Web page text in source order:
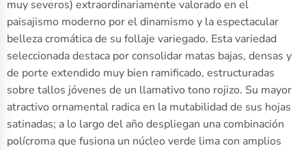
muy severos) extraordinariamente valorado en el
paisajismo moderno por el dinamismo y la espectacular
belleza cromática de su follaje variegado. Esta variedad
seleccionada destaca por consolidar matas bajas, densas y
de porte extendido muy bien ramificado, estructuradas
sobre tallos jóvenes de un llamativo tono rojizo. Su mayor
atractivo ornamental radica en la mutabilidad de sus hojas
satinadas; a lo largo del año despliegan una combinación
polícroma que fusiona un núcleo verde lima con amplios